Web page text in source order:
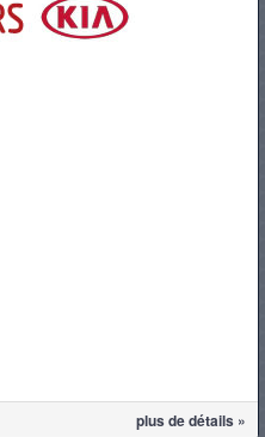
plus de détails »